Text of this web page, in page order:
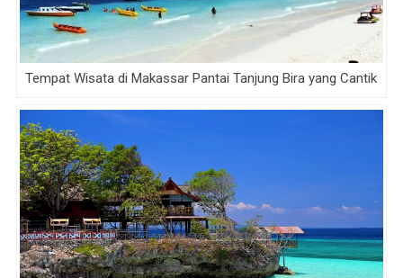
Tempat Wisata di Makassar Pantai Tanjung Bira yang Cantik